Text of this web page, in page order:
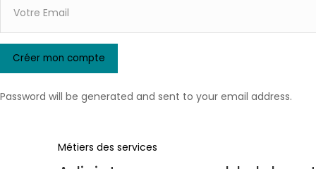
Password will be generated and sent to your email address.
Métiers des services